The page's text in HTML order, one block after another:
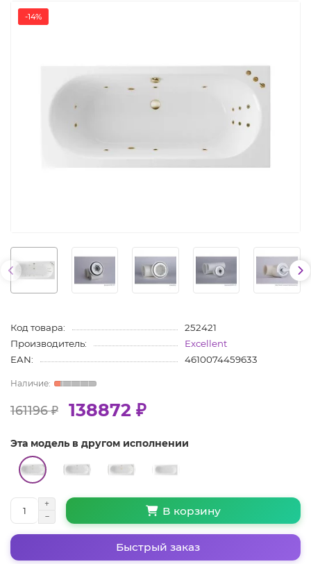
-14%
Код товара:
252421
Производитель:
Excellent
EAN:
4610074459633
161196 ₽ 138872 ₽
Эта модель в другом исполнении
В корзину
Быстрый заказ